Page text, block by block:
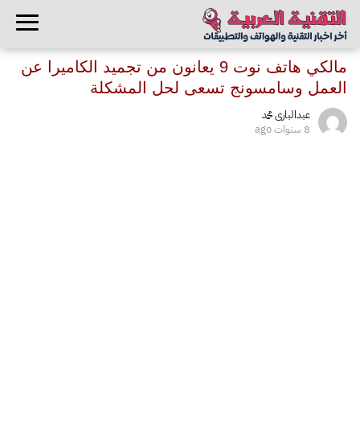
مالكي هاتف نوت 9 يعانون من تجميد الكاميرا عن
العمل وسامسونج تسعى لحل المشكلة
عبدالبارى محمد
8 سنوات ago